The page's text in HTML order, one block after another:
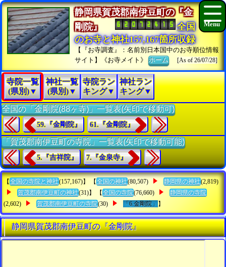
静岡県賀茂郡南伊豆町の『金
剛院』
全国
のお寺と神社157,167箇所収録
【『お寺調査』：名前別日本国中のお寺順位情報
サイト】《お寺メイト》ホーム [As of 26/07/28]
寺院一覧
(県別)▼
神社一覧
(県別)▼
寺院ラン
キング▼
神社ラン
キング▼
全国の「金剛院(88ヶ寺)」一覧表(矢印で移動可)
59.『金剛院』 61.『金剛院』
「賀茂郡南伊豆町の寺院」一覧表(矢印で移動可能)
5.『吉祥院』 7.『金泉寺』
【 全国の寺院と神社(157,167)】 【 全国の神社(80,507) 静岡県の神社(2,819)
賀茂郡南伊豆町の神社(31)】 【 全国の寺院(76,660)
静岡県の寺院
(2,602)
賀茂郡南伊豆町の寺院(30) 「6.金剛院」 】
静岡県賀茂郡南伊豆町の『金剛院』